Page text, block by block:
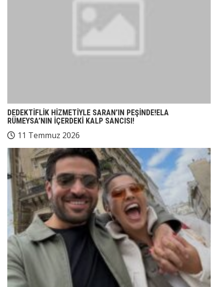
DEDEKTİFLİK HİZMETİYLE SARAN’IN PEŞİNDE!ELA
RÜMEYSA’NIN İÇERDEKİ KALP SANCISI!
11 Temmuz 2026